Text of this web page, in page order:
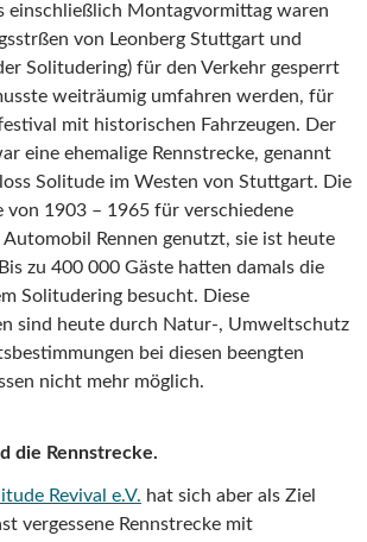
einschließlich Montagvormittag waren
von Leonberg Stuttgart und
Solitudering) für den Verkehr gesperrt
weiträumig umfahren werden, für
mit historischen Fahrzeugen. Der
eine ehemalige Rennstrecke, genannt
Solitude im Westen von Stuttgart. Die
von 1903 – 1965 für verschiedene
Rennen genutzt, sie ist heute
zu 400 000 Gäste hatten damals die
Solitudering besucht. Diese
sind heute durch Natur-, Umweltschutz
bei diesen beengten
nicht mehr möglich.
die Rennstrecke.
Revival e.V. hat sich aber als Ziel
vergessene Rennstrecke mit